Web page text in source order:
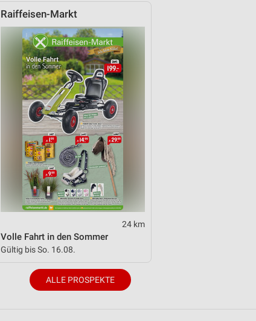
Raiffeisen-Markt
24 km
Volle Fahrt in den Sommer
Gültig bis So. 16.08.
ALLE PROSPEKTE